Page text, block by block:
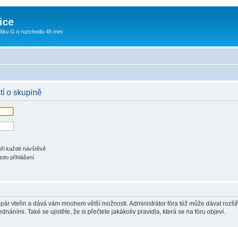
G o rozchodu 45 mm
o skupině
každé návštěvě
přihlášení
vteřin a dává vám mnohem větší možnosti. Administrátor fóra též může dávat
Také se ujistěte, že si přečtete jakákoliv pravidla, která se na fóru objeví.